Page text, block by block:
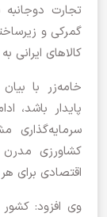
تجارت
گمرکی و
کالاهای ایرانی
خامه‌زر با
پایدار باشد،
سرمایه‌گذاری
کشاورزی مدرن
اقتصادی برای
وی افزود: